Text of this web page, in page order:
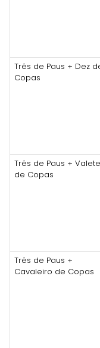
Três de Paus + Dez
Copas
Três de Paus + Valete
de Copas
Três de Paus +
Cavaleiro de Copas